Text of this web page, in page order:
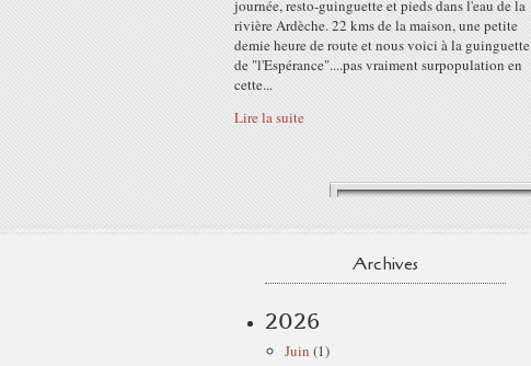
journée, resto-guinguette et pieds dans l'eau de la
rivière Ardèche. 22 kms de la maison, une petite
demie heure de route et nous voici à la guinguette
de "l'Espérance"....pas vraiment surpopulation en
cette...
Lire la suite
Archives
2026
Juin (1)